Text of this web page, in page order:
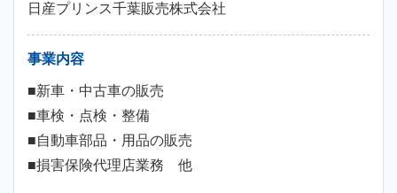
日産プリンス千葉販売株式会社
事業内容
■新車・中古車の販売
■車検・点検・整備
■自動車部品・用品の販売
■損害保険代理店業務 他